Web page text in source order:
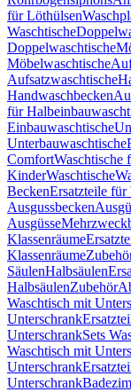
für Löthülsen
Waschtische
Doppelwaschtische
Möbelwaschtische
Aufsatzwaschtische
Handwaschbecken
für
Einbauwaschtische
Unterbauwaschtische
ComfortWaschtische
KinderWaschtische
BeckenErsatzteile für
Ausgussbecken
Ausgüsse
Klassenräume
Klassenräume
SäulenHalbsäulen
HalbsäulenZubehör
Waschtisch mit
Unterschrank
UnterschrankSets
Waschtisch mit
Unterschrank
Unterschrank